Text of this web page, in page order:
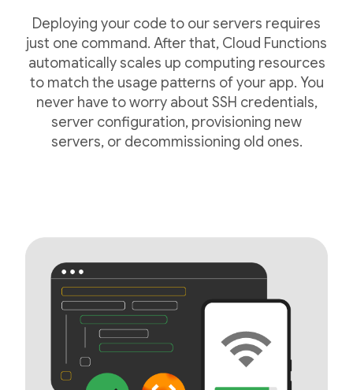
Deploying your code to our servers requires
just one command. After that, Cloud Functions
automatically scales up computing resources
to match the usage patterns of your app. You
never have to worry about SSH credentials,
server configuration, provisioning new
servers, or decommissioning old ones.